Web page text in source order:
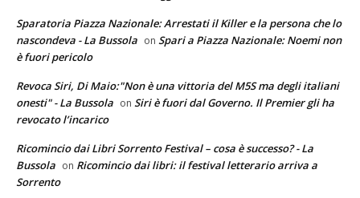
Sparatoria Piazza Nazionale: Arrestati il Killer e la persona che lo
nascondeva - La Bussola on Spari a Piazza Nazionale: Noemi non
è fuori pericolo
Revoca Siri, Di Maio:"Non è una vittoria del M5S ma degli italiani
onesti" - La Bussola on Siri è fuori dal Governo. Il Premier gli ha
revocato l’incarico
Ricomincio dai Libri Sorrento Festival – cosa è successo? - La
Bussola on Ricomincio dai libri: il festival letterario arriva a
Sorrento